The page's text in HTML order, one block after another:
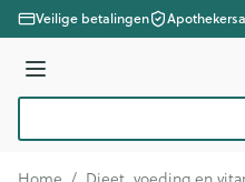
Ga naar de inhoud
Veilige betalingen
Menu